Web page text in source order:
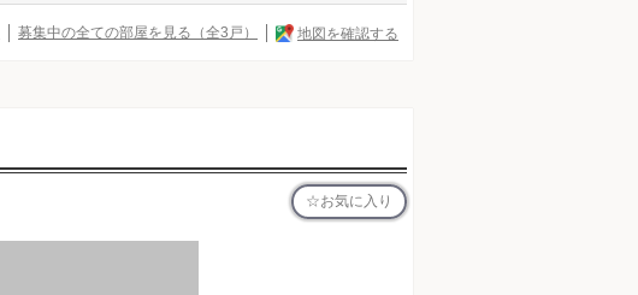
募集中の全ての部屋を見る（全3戸） 地図を確認する
お気に入り